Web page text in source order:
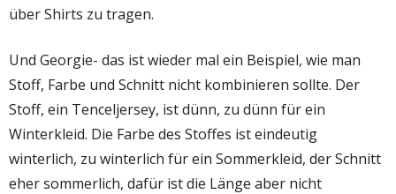
über Shirts zu tragen.
Und Georgie- das ist wieder mal ein Beispiel, wie man
Stoff, Farbe und Schnitt nicht kombinieren sollte. Der
Stoff, ein Tenceljersey, ist dünn, zu dünn für ein
Winterkleid. Die Farbe des Stoffes ist eindeutig
winterlich, zu winterlich für ein Sommerkleid, der Schnitt
eher sommerlich, dafür ist die Länge aber nicht